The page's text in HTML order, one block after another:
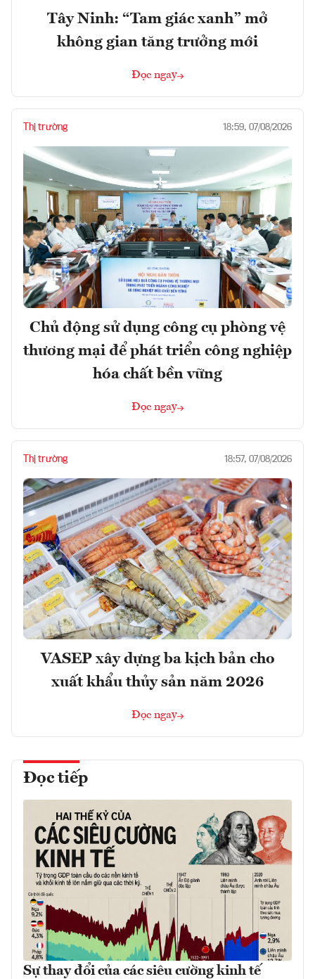
Tây Ninh: “Tam giác xanh” mở
không gian tăng trưởng mới
Đọc ngay
Thị trường 18:59, 07/08/2026
Chủ động sử dụng công cụ phòng vệ
thương mại để phát triển công nghiệp
hóa chất bền vững
Đọc ngay
Thị trường 18:57, 07/08/2026
VASEP xây dựng ba kịch bản cho
xuất khẩu thủy sản năm 2026
Đọc ngay
Đọc tiếp
Sự thay đổi của các siêu cường kinh tế